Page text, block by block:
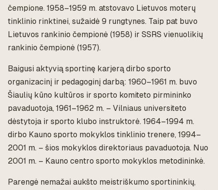
čempione. 1958–1959 m. atstovavo Lietuvos moterų
tinklinio rinktinei, sužaidė 9 rungtynes. Taip pat buvo
Lietuvos rankinio čempionė (1958) ir SSRS vienuolikių
rankinio čempionė (1957).
Baigusi aktyvią sportinę karjerą dirbo sporto
organizacinį ir pedagoginį darbą: 1960–1961 m. buvo
Šiaulių kūno kultūros ir sporto komiteto pirmininko
pavaduotoja, 1961–1962 m. – Vilniaus universiteto
dėstytoja ir sporto klubo instruktorė. 1964–1994 m.
dirbo Kauno sporto mokyklos tinklinio trenere, 1994–
2001 m. – šios mokyklos direktoriaus pavaduotoja. Nuo
2001 m. – Kauno centro sporto mokyklos metodininkė.
Parengė nemažai aukšto meistriškumo sportininkių,